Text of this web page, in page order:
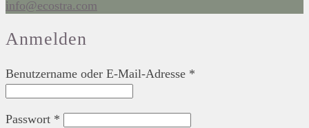
info@ecostra.com
Anmelden
Benutzername oder E-Mail-Adresse *
Passwort *